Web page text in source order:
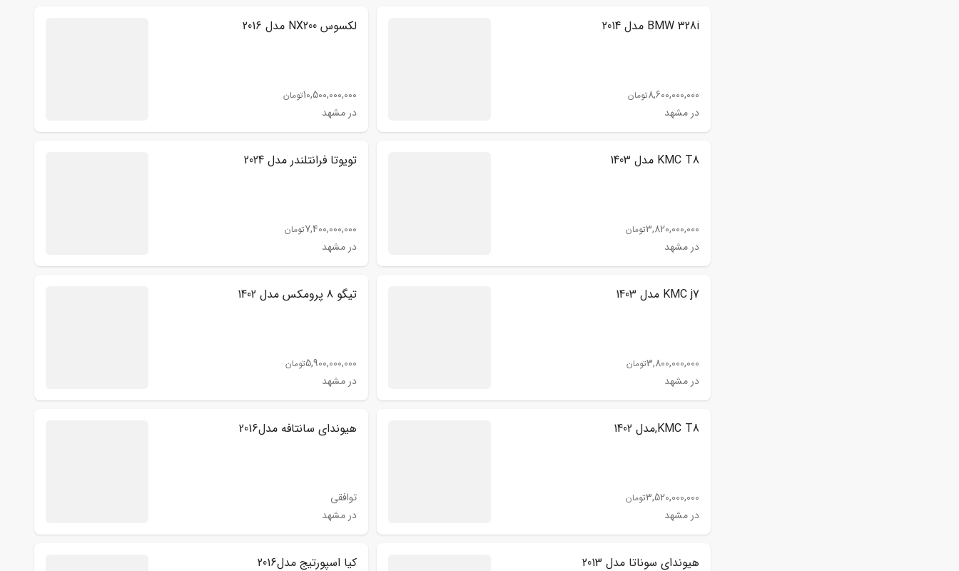
BMW 328i مدل 2014
8,600,000,000تومان
در مشهد
لکسوس NX200 مدل 2016
10,500,000,000تومان
در مشهد
KMC T8 مدل 1403
3,820,000,000تومان
در مشهد
تویوتا فرانتلندر مدل 2024
7,400,000,000تومان
در مشهد
KMC j7 مدل 1403
3,800,000,000تومان
در مشهد
تیگو 8 پرومکس مدل 1402
5,900,000,000تومان
در مشهد
KMC T8,مدل 1402
3,520,000,000تومان
در مشهد
هیوندای سانتافه مدل2016
توافقی
در مشهد
هیوندای سوناتا مدل 2013 کیا اسپورتیج مدل2016